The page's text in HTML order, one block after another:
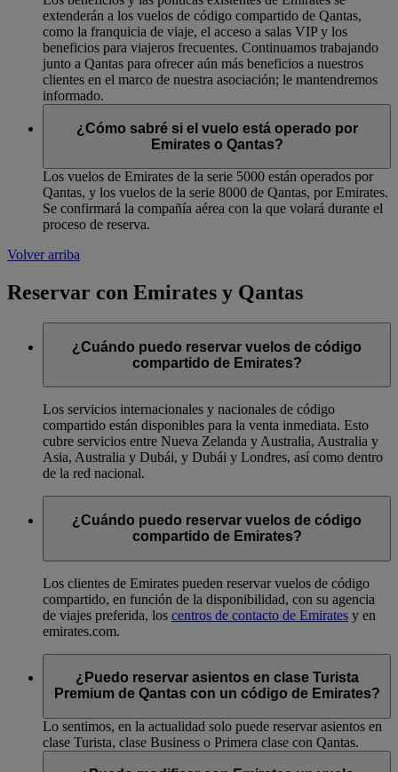
extenderán a los vuelos de código compartido de Qantas,
como la franquicia de viaje, el acceso a salas VIP y los
beneficios para viajeros frecuentes. Continuamos trabajando
junto a Qantas para ofrecer aún más beneficios a nuestros
clientes en el marco de nuestra asociación; le mantendremos
informado.
¿Cómo sabré si el vuelo está operado por
Emirates o Qantas?
Los vuelos de Emirates de la serie 5000 están operados por
Qantas, y los vuelos de la serie 8000 de Qantas, por Emirates.
Se confirmará la compañía aérea con la que volará durante el
proceso de reserva.
Volver arriba
Reservar con Emirates y Qantas
¿Cuándo puedo reservar vuelos de código
compartido de Emirates?
Los servicios internacionales y nacionales de código
compartido están disponibles para la venta inmediata. Esto
cubre servicios entre Nueva Zelanda y Australia, Australia y
Asia, Australia y Dubái, y Dubái y Londres, así como dentro
de la red nacional.
¿Cuándo puedo reservar vuelos de código
compartido de Emirates?
Los clientes de Emirates pueden reservar vuelos de código
compartido, en función de la disponibilidad, con su agencia
de viajes preferida, los centros de contacto de Emirates y en
emirates.com.
¿Puedo reservar asientos en clase Turista
Premium de Qantas con un código de Emirates?
Lo sentimos, en la actualidad solo puede reservar asientos en
clase Turista, clase Business o Primera clase con Qantas.